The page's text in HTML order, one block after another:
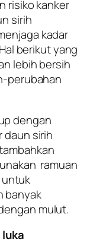
risiko kanker
sirih
kadar
berikut yang
lebih bersih
perubahan
dengan
daun sirih
ramuan
banyak
mulut.